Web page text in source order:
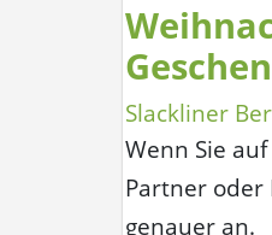
Slackliner
Wenn Sie
Partner oder
genauer an.